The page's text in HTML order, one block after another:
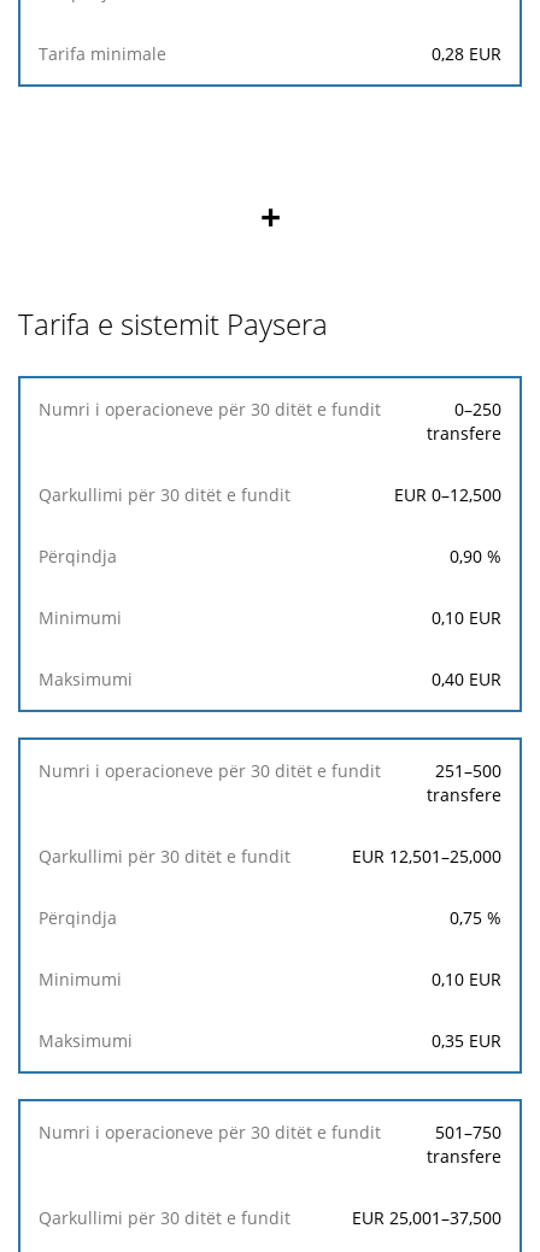
0,28 EUR
+
Tarifa e sistemit Paysera
Numri
30
e
30
ditët
e
fundit
0–250
transfere
EUR 0–12,500
0,90 %
0,10 EUR
0,40 EUR
251–500
transfere
EUR 12,501–25,000
0,75 %
0,10 EUR
0,35 EUR
501–750
transfere
EUR 25,001–37,500